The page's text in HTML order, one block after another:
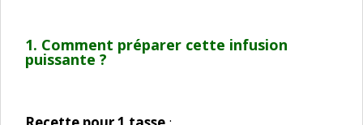
1. Comment préparer cette infusion
puissante ?